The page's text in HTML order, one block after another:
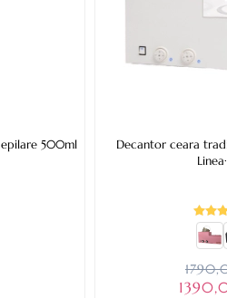
500ml
Decantor ceara